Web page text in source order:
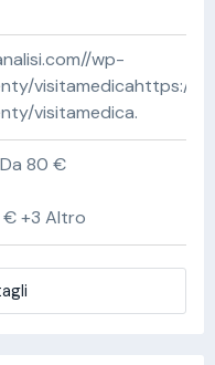
wp-
visitamedicahttps://
visitamedica.
80 €
€ +3 Altro